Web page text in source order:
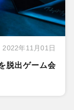
2022年11月01日
脱出ゲーム会